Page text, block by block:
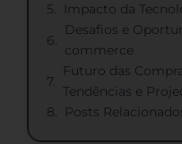
Impacto da
Desafios e
commerce
Futuro das
Tendências e
Posts